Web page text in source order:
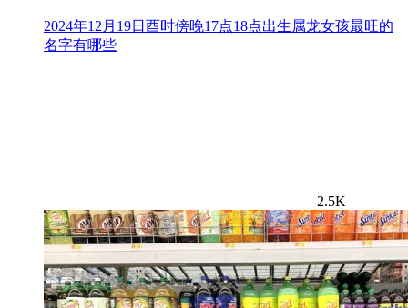
2024年12月19日酉时傍晚17点18点出生属龙女孩最旺的
名字有哪些
2.5K